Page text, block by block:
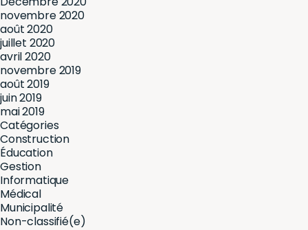
novembre 2020
août 2020
juillet 2020
avril 2020
novembre 2019
août 2019
juin 2019
mai 2019
Catégories
Construction
Éducation
Gestion
Informatique
Médical
Municipalité
Non-classifié(e)